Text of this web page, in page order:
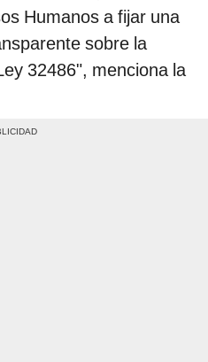
Humanos a fijar una
sobre la
32486", menciona la